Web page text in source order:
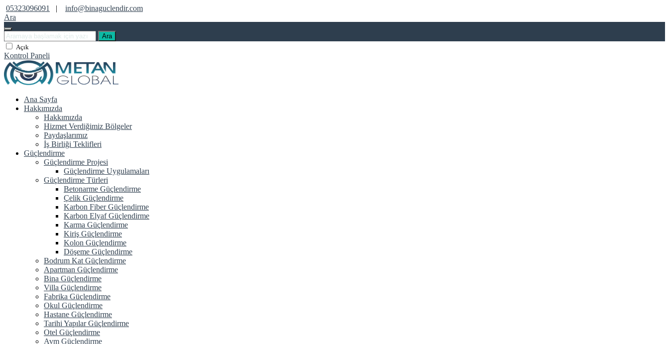
05323096091 |
info@binaguclendir.com
Ara
Ara
Açık
Kontrol Paneli
Ana Sayfa
Hakkımızda
Hakkımızda
Hizmet Verdiğimiz Bölgeler
Paydaşlarımız
İş Birliği Teklifleri
Güçlendirme
Güçlendirme Projesi
Güçlendirme Uygulamaları
Güçlendirme Türleri
Betonarme Güçlendirme
Çelik Güçlendirme
Karbon Fiber Güçlendirme
Karbon Elyaf Güçlendirme
Karma Güçlendirme
Kiriş Güçlendirme
Kolon Güçlendirme
Döşeme Güçlendirme
Bodrum Kat Güçlendirme
Apartman Güçlendirme
Bina Güçlendirme
Villa Güçlendirme
Fabrika Güçlendirme
Okul Güçlendirme
Hastane Güçlendirme
Tarihi Yapılar Güçlendirme
Otel Güçlendirme
Avm Güçlendirme